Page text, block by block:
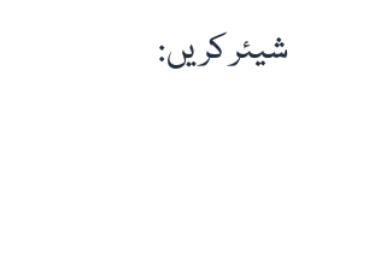
شیئر کریں: